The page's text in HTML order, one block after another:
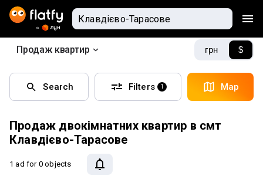
Продаж квартир грн $
Search Filters 1 Map
Продаж двокімнатних квартир в смт
Клавдієво-Тарасове
1 ad for 0 objects